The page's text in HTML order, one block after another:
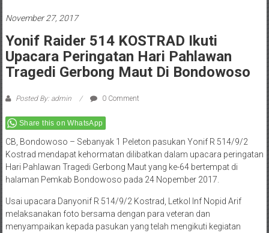
November 27, 2017
Yonif Raider 514 KOSTRAD Ikuti
Upacara Peringatan Hari Pahlawan
Tragedi Gerbong Maut Di Bondowoso
Posted By: admin 0 Comment
Share this on WhatsApp
CB, Bondowoso – Sebanyak 1 Peleton pasukan Yonif R 514/9/2
Kostrad mendapat kehormatan dilibatkan dalam upacara peringatan
Hari Pahlawan Tragedi Gerbong Maut yang ke-64 bertempat di
halaman Pemkab Bondowoso pada 24 Nopember 2017.
Usai upacara Danyonif R 514/9/2 Kostrad, Letkol Inf Nopid Arif
melaksanakan foto bersama dengan para veteran dan
menyampaikan kepada pasukan yang telah mengikuti kegiatan